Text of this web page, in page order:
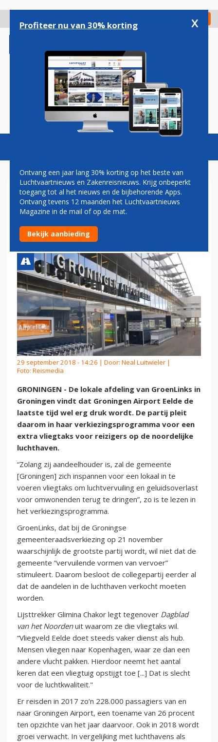
gaan
Check in
Magazine Podcasts Vacatures
GROENLINKS: GRONINGEN
AIRPORT IS TE DRUK EN
VERVUILEND
29 september 2018 - 14:26 | Door: Neal Luitwieler |
Foto: Reismedia
GRONINGEN - De lokale afdeling van GroenLinks in
Groningen vindt dat Groningen Airport Eelde de
laatste tijd wel erg druk wordt. De partij pleit
daarom in haar verkiezingsprogramma voor een
extra vliegtaks voor reizigers op de noordelijke
luchthaven.
“Zolang zij aandeelhouder is, zal de gemeente
[Groningen] zich inspannen voor een lokaal in te
voeren vliegtaks om luchtvervuiling en geluidsoverlast
voor omwonenden terug te dringen”, zo is te lezen in
het verkiezingsprogramma.
GroenLinks, dat bij de Groningse
gemeenteraadsverkiezing op 21 november
waarschijnlijk de grootste partij wordt, wil niet dat de
gemeente “vervuilende vormen van vervoer”
stimuleert. Daarom besloot de collegepartij eerder al
dat de aandelen in de luchthaven verkocht moeten
worden.
Lijsttrekker Glimina Chakor legt tegenover Dagblad
van het Noordenuit waarom ze die vliegtaks wil.
“Vliegveld Eelde doet steeds vaker dienst als hub.
Mensen vliegen naar Kopenhagen, waar ze dan een
andere vlucht pakken. Hierdoor neemt het aantal
keren dat een vliegtuig opstijgt toe [...] Dat is slecht
voor de luchtkwaliteit."
Er reisden in 2017 zo’n 228.000 passagiers van en
naar Groningen Airport, een toename van 26 procent
ten opzichte van het jaar daarvoor. Ook in 2018 wordt
groei verwacht. In vergelijking met luchthavens als
Profiteer nu van 30% korting x
Ontvang een jaar lang 30% korting op het beste van
Luchtvaartnieuws en Zakenreisnieuws. Krijg onbeperkt
toegang tot al het nieuws en de bijbehorende Apps.
Ontvang tevens 12 maanden het Luchtvaartnieuws
Magazine in de mail of op de mat.
Bekijk aanbieding